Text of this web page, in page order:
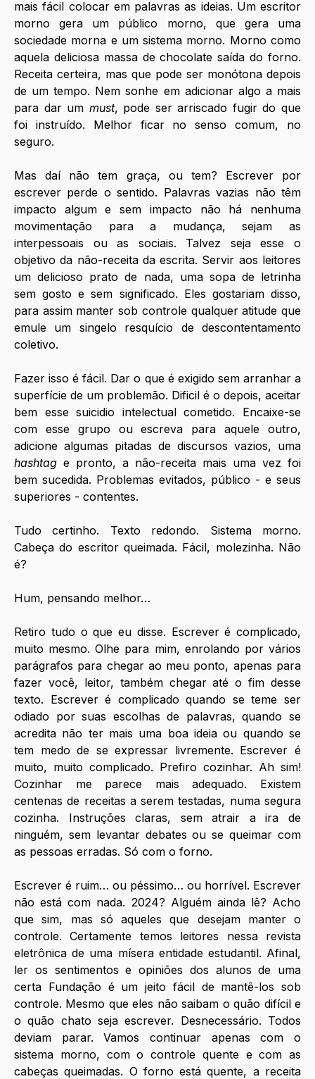
mais fácil colocar em palavras as ideias. Um escritor
morno gera um público morno, que gera uma
sociedade morna e um sistema morno. Morno como
aquela deliciosa massa de chocolate saída do forno.
Receita certeira, mas que pode ser monótona depois
de um tempo. Nem sonhe em adicionar algo a mais
para dar um must, pode ser arriscado fugir do que
foi instruído. Melhor ficar no senso comum, no
seguro.
Mas daí não tem graça, ou tem? Escrever por
escrever perde o sentido. Palavras vazias não têm
impacto algum e sem impacto não há nenhuma
movimentação para a mudança, sejam as
interpessoais ou as sociais. Talvez seja esse o
objetivo da não-receita da escrita. Servir aos leitores
um delicioso prato de nada, uma sopa de letrinha
sem gosto e sem significado. Eles gostariam disso,
para assim manter sob controle qualquer atitude que
emule um singelo resquício de descontentamento
coletivo.
Fazer isso é fácil. Dar o que é exigido sem arranhar a
superfície de um problemão. Dificil é o depois, aceitar
bem esse suicidio intelectual cometido. Encaixe-se
com esse grupo ou escreva para aquele outro,
hashtag e pronto, a não-receita mais uma vez foi
bem sucedida. Problemas evitados, público - e seus
superiores - contentes.
Tudo certinho. Texto redondo. Sistema morno.
Cabeça do escritor queimada. Fácil, molezinha. Não
é?
Hum, pensando melhor…
Retiro tudo o que eu disse. Escrever é complicado,
muito mesmo. Olhe para mim, enrolando por vários
parágrafos para chegar ao meu ponto, apenas para
fazer você, leitor, também chegar até o fim desse
texto. Escrever é complicado quando se teme ser
odiado por suas escolhas de palavras, quando se
acredita não ter mais uma boa ideia ou quando se
tem medo de se expressar livremente. Escrever é
muito, muito complicado. Prefiro cozinhar. Ah sim!
Cozinhar me parece mais adequado. Existem
centenas de receitas a serem testadas, numa segura
cozinha. Instruções claras, sem atrair a ira de
ninguém, sem levantar debates ou se queimar com
as pessoas erradas. Só com o forno.
Escrever é ruim… ou péssimo… ou horrível. Escrever
não está com nada. 2024? Alguém ainda lê? Acho
que sim, mas só aqueles que desejam manter o
controle. Certamente temos leitores nessa revista
eletrônica de uma mísera entidade estudantil. Afinal,
ler os sentimentos e opiniões dos alunos de uma
certa Fundação é um jeito fácil de mantê-los sob
controle. Mesmo que eles não saibam o quão difícil e
o quão chato seja escrever. Desnecessário. Todos
deviam parar. Vamos continuar apenas com o
sistema morno, com o controle quente e com as
cabeças queimadas. O forno está quente, a receita